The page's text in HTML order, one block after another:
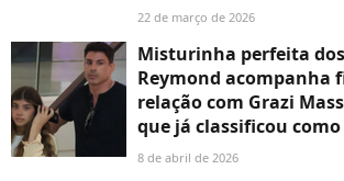
22 de março de 2026
Misturinha perfeita
Reymond acompanha
relação com Grazi
que já classificou como
8 de abril de 2026